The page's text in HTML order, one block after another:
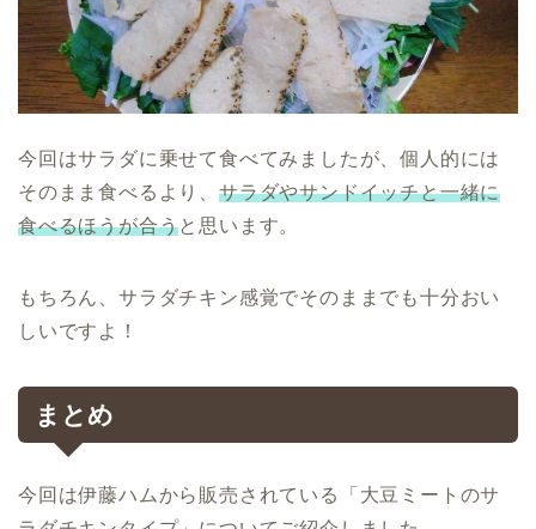
今回はサラダに乗せて食べてみましたが、個人的には
そのまま食べるより、 サラダやサンドイッチと一緒に
食べるほうが合うと思います。
もちろん、サラダチキン感覚でそのままでも十分おい
しいですよ！
まとめ
今回は伊藤ハムから販売されている「大豆ミートのサ